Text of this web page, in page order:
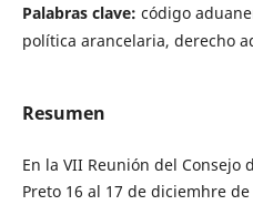
Palabras clave: código
política arancelaria, derecho
Resumen
En la VII Reunión del Consejo
Preto 16 al 17 de diciemhre